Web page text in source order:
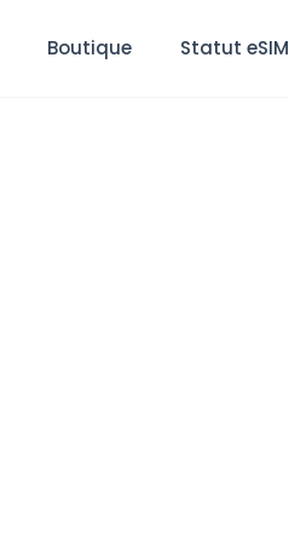
Boutique Statut eSIM